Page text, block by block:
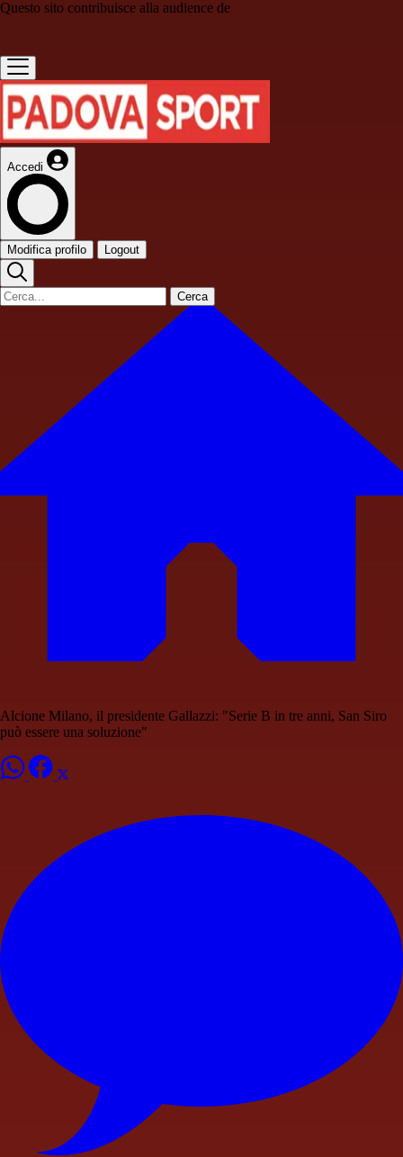
Questo sito contribuisce alla audience de
Accedi
Modifica profilo Logout
Cerca
Alcione Milano, il presidente Gallazzi: "Serie B in tre anni, San Siro
può essere una soluzione"